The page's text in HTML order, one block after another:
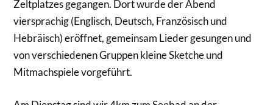
Zeltplatzes gegangen. Dort wurde der Abend
viersprachig (Englisch, Deutsch, Französisch und
Hebräisch) eröffnet, gemeinsam Lieder gesungen und
von verschiedenen Gruppen kleine Sketche und
Mitmachspiele vorgeführt.